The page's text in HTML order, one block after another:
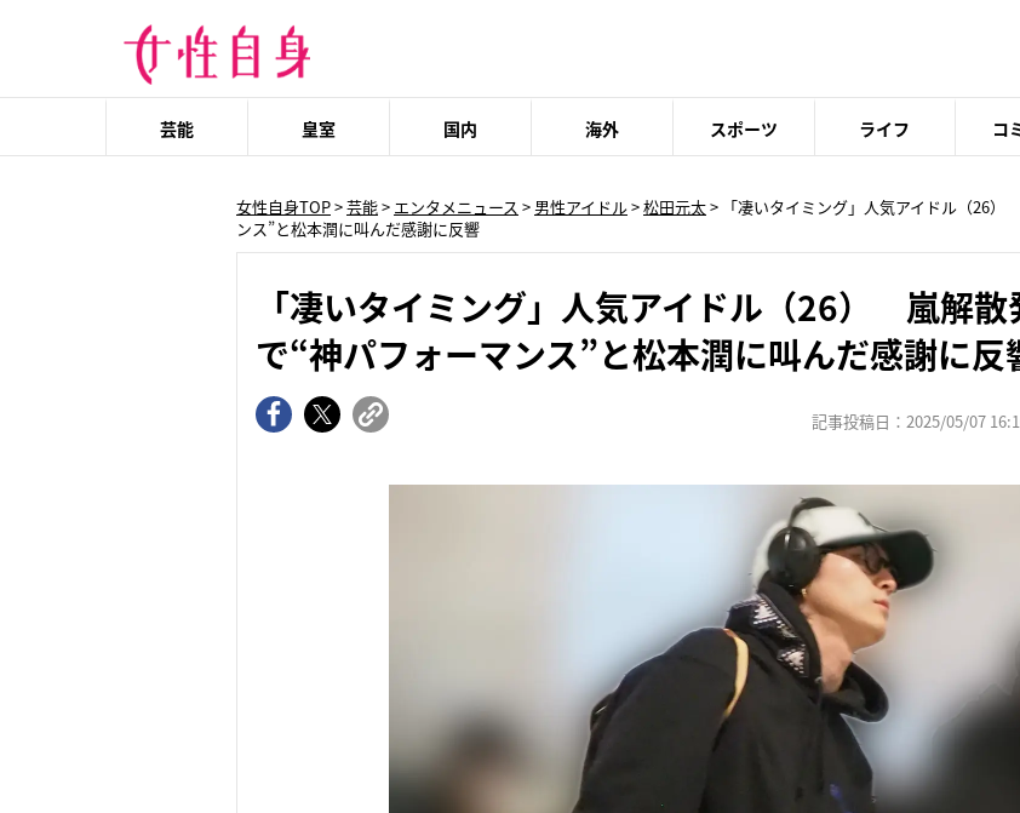
芸能 皇室 国内 海外 スポーツ ライフ コ
女性自身TOP>芸能> エンタメニュース > 男性アイドル>松田元太> 「凄いタイミング」人気アイドル（26
ンス”と松本潤に叫んだ感謝に反響
「凄いタイミング」人気アイドル（26） 嵐解散
で“神パフォーマンス”と松本潤に叫んだ感謝に反
記事投稿日：2025/05/07